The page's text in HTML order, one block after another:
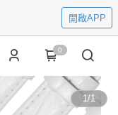
開啟APP
0
1/1